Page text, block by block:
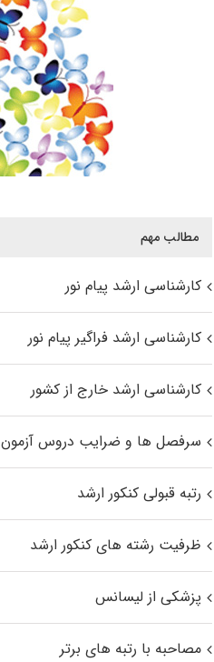
مطالب مهم
کارشناسی ارشد پیام نور
کارشناسی ارشد فراگیر پیام نور
کارشناسی ارشد خارج از کشور
سرفصل ها و ضرایب دروس آزمون
رتبه قبولی کنکور ارشد
ظرفیت رشته های کنکور ارشد
پزشکی از لیسانس
مصاحبه با رتبه های برتر